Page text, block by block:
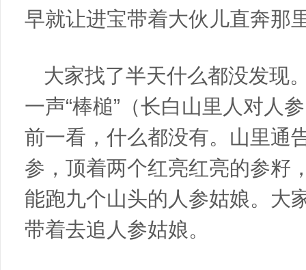
早就让进宝带着大伙儿直奔那
大家找了半天什么都没发现
一声“棒槌”（长白山里人对人
前一看，什么都没有。山里通
参，顶着两个红亮红亮的参籽
能跑九个山头的人参姑娘。大
带着去追人参姑娘。